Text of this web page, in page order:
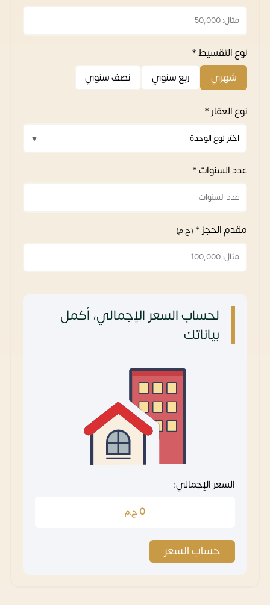
نوع التقسيط *
شهري
ربع سنوي نصف سنوي
نوع العقار *
عدد السنوات *
مقدم الحجز * (ج.م)
لحساب السعر الإجمالي، أكمل
بياناتك
السعر الإجمالي:
0 ج.م
حساب السعر